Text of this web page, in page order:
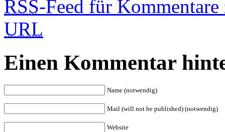
RSS-Feed für
URL
Einen Kommentar
Name (notwendig)
Mail (will not be published) (notwendig)
Website